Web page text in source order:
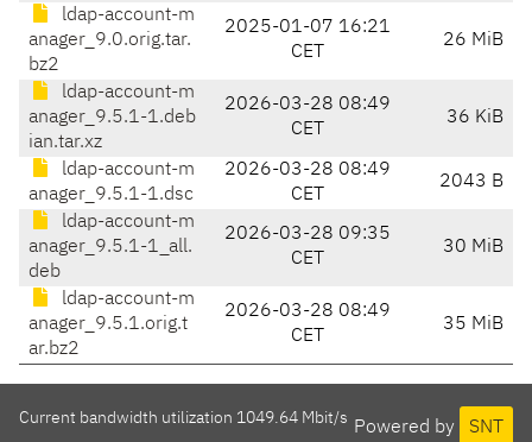
ldap-account-m
anager_9.0.orig.tar.
bz2
2025-01-07 16:21
CET
26 MiB
ldap-account-m
anager_9.5.1-1.deb
ian.tar.xz
2026-03-28 08:49
CET
36 KiB
ldap-account-m
anager_9.5.1-1.dsc
2026-03-28 08:49
CET
2043 B
ldap-account-m
anager_9.5.1-1_all.
deb
2026-03-28 09:35
CET
30 MiB
ldap-account-m
anager_9.5.1.orig.t
ar.bz2
2026-03-28 08:49
CET
35 MiB
Powered by SNT
Current bandwidth utilization 1049.64 Mbit/s